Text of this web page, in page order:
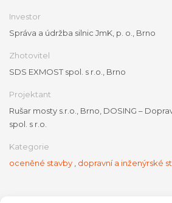
Investor
Správa a údržba silnic JmK, p. o., Brno
Zhotovitel
SDS EXMOST spol. s r.o., Brno
Projektant
Rušar mosty s.r.o., Brno, DOSING –
spol. s r.o.
Kategorie
oceněné stavby
dopravní a inženýrské